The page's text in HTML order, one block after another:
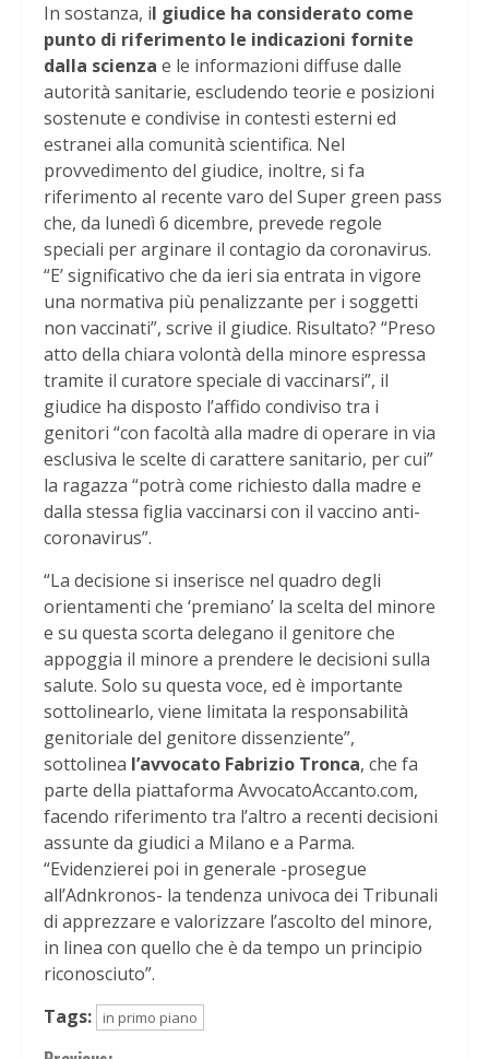
In sostanza, il giudice ha considerato come
punto di riferimento le indicazioni fornite
dalla scienza e le informazioni diffuse dalle
autorità sanitarie, escludendo teorie e posizioni
sostenute e condivise in contesti esterni ed
estranei alla comunità scientifica. Nel
provvedimento del giudice, inoltre, si fa
riferimento al recente varo del Super green pass
che, da lunedì 6 dicembre, prevede regole
speciali per arginare il contagio da coronavirus.
“E’ significativo che da ieri sia entrata in vigore
una normativa più penalizzante per i soggetti
non vaccinati”, scrive il giudice. Risultato? “Preso
atto della chiara volontà della minore espressa
tramite il curatore speciale di vaccinarsi”, il
giudice ha disposto l’affido condiviso tra i
genitori “con facoltà alla madre di operare in via
esclusiva le scelte di carattere sanitario, per cui”
la ragazza “potrà come richiesto dalla madre e
dalla stessa figlia vaccinarsi con il vaccino anti-
coronavirus”.
“La decisione si inserisce nel quadro degli
orientamenti che ‘premiano’ la scelta del minore
e su questa scorta delegano il genitore che
appoggia il minore a prendere le decisioni sulla
salute. Solo su questa voce, ed è importante
sottolinearlo, viene limitata la responsabilità
genitoriale del genitore dissenziente”,
sottolinea l’avvocato Fabrizio Tronca, che fa
parte della piattaforma AvvocatoAccanto.com,
facendo riferimento tra l’altro a recenti decisioni
assunte da giudici a Milano e a Parma.
“Evidenzierei poi in generale -prosegue
all’Adnkronos- la tendenza univoca dei Tribunali
di apprezzare e valorizzare l’ascolto del minore,
in linea con quello che è da tempo un principio
riconosciuto”.
Tags:
in primo piano